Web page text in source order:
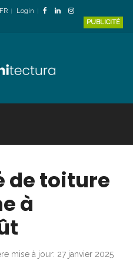
FR
Login
PUBLICITÉ
de toiture
à
mise à jour: 27 janvier 2025